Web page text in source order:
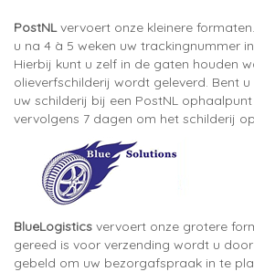
PostNLvervoert onze kleinere
u na 4 à 5 weken uw trackingnummer
Hierbij kunt u zelf in de gaten houden
olieverfschilderij wordt geleverd. Bent
uw schilderij bij een PostNL
vervolgens 7 dagen om het schilderij
BlueLogistics vervoert onze grotere
gereed is voor verzending wordt u
gebeld om uw bezorgafspraak in te